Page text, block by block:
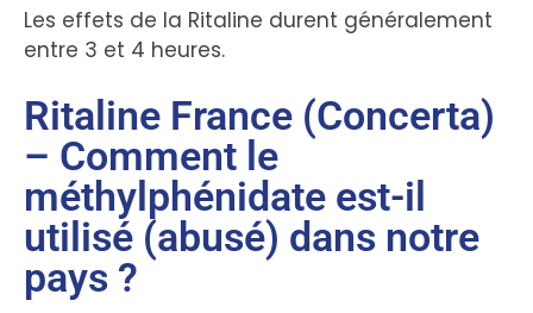
Les effets de la Ritaline durent généralement
entre 3 et 4 heures.
Ritaline France (Concerta)
– Comment le
méthylphénidate est-il
utilisé (abusé) dans notre
pays ?